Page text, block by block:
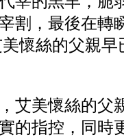
割，最後在轉
懷絲的父親
艾美懷絲的父
的指控，同時